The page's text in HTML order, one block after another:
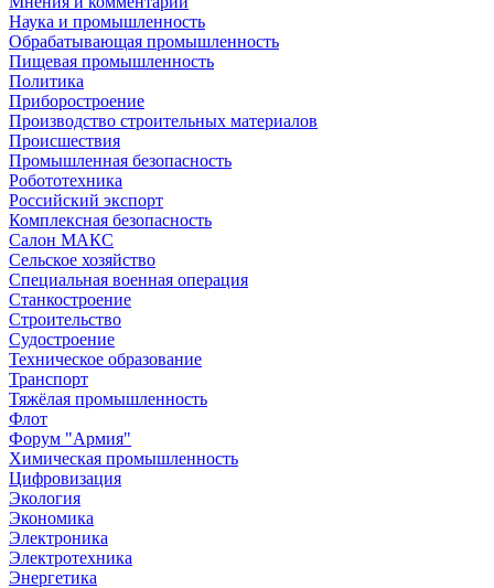
Наука и промышленность
Обрабатывающая промышленность
Пищевая промышленность
Политика
Приборостроение
Производство строительных материалов
Происшествия
Промышленная безопасность
Робототехника
Российский экспорт
Комплексная безопасность
Салон МАКС
Сельское хозяйство
Специальная военная операция
Станкостроение
Строительство
Судостроение
Техническое образование
Транспорт
Тяжёлая промышленность
Флот
Форум "Армия"
Химическая промышленность
Цифровизация
Экология
Экономика
Электроника
Электротехника
Энергетика